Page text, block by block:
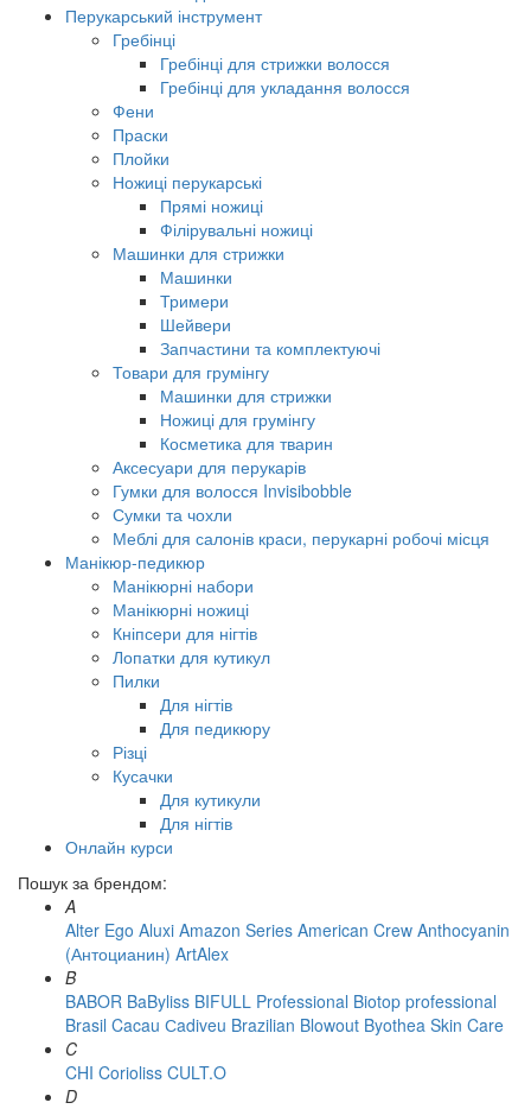
Перукарський інструмент
Гребінці
Гребінці для стрижки волосся
Гребінці для укладання волосся
Фени
Праски
Плойки
Ножиці перукарські
Прямі ножиці
Філірувальні ножиці
Машинки для стрижки
Машинки
Тримери
Шейвери
Запчастини та комплектуючі
Товари для грумінгу
Машинки для стрижки
Ножиці для грумінгу
Косметика для тварин
Аксесуари для перукарів
Гумки для волосся Invisibobble
Сумки та чохли
Меблі для салонів краси, перукарні робочі місця
Манікюр-педикюр
Манікюрні набори
Манікюрні ножиці
Кніпсери для нігтів
Лопатки для кутикул
Пилки
Для нігтів
Для педикюру
Різці
Кусачки
Для кутикули
Для нігтів
Онлайн курси
Пошук за брендом:
A
Alter Ego Aluxi Amazon Series American Crew Anthocyanin
(Антоцианин) ArtAlex
B
BABOR BaByliss BIFULL Professional Biotop professional
Brasil Cacau Сadiveu Brazilian Blowout Byothea Skin Care
C
CHI Corioliss CULT.O
D